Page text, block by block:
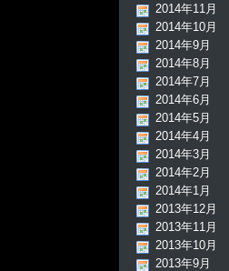
2014年11月
2014年10月
2014年9月
2014年8月
2014年7月
2014年6月
2014年5月
2014年4月
2014年3月
2014年2月
2014年1月
2013年12月
2013年11月
2013年10月
2013年9月